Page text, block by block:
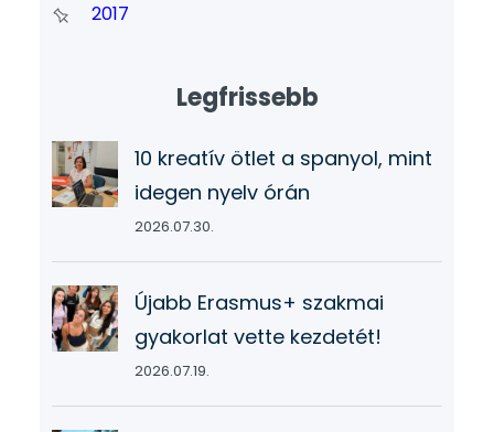
2017
Legfrissebb
10 kreatív ötlet a spanyol, mint
idegen nyelv órán
2026.07.30.
Újabb Erasmus+ szakmai
gyakorlat vette kezdetét!
2026.07.19.